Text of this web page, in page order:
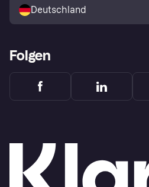
Käuferschutzrichtlinie
Deutschland
Folgen